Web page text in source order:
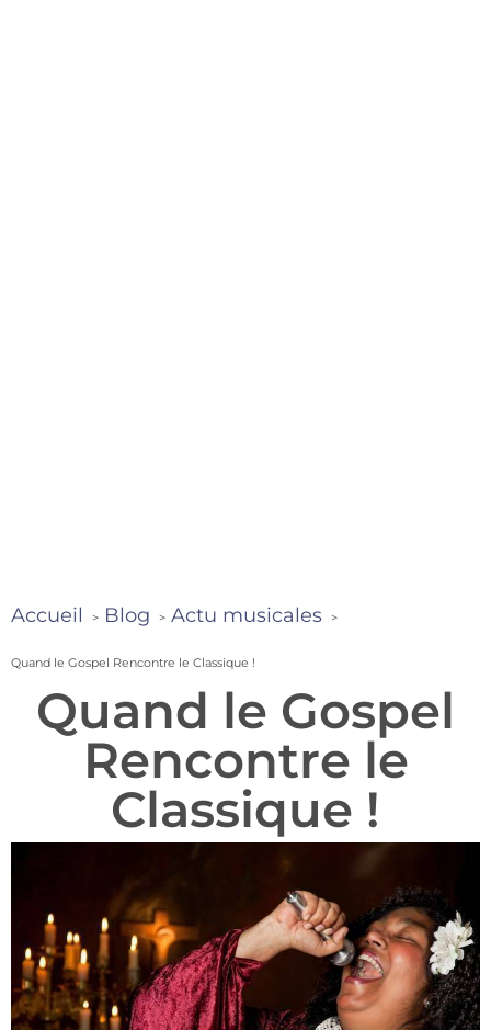
Accueil Blog Actu musicales
Quand le Gospel Rencontre le Classique !
Quand le Gospel
Rencontre le
Classique !